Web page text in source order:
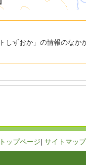
しずおか」の情報のな
ップページ| サイトマップ